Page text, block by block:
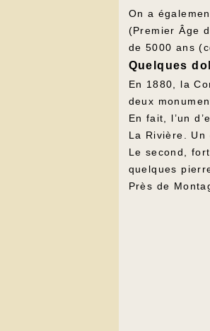
On a
(Premier Âge
de 5000 ans
Quelques
En 1880, la
deux
En fait, l’un
La Rivière. Un
Le second,
quelques
Près de